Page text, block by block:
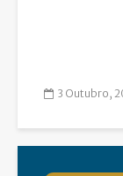
3 Outubro,